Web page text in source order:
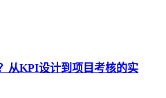
从KPI设计到项目考核的实